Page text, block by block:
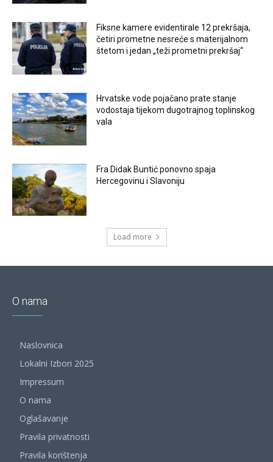
Fiksne kamere evidentirale 12 prekršaja,
četiri prometne nesreće s materijalnom
štetom i jedan „teži prometni prekršaj“
Hrvatske vode pojačano prate stanje
vodostaja tijekom dugotrajnog toplinskog
vala
Fra Didak Buntić ponovno spaja
Hercegovinu i Slavoniju
Load more
O nama
Naslovnica
Lokalni Izbori 2025
Impressum
O nama
Oglašavanje
Pravila privatnosti
Pravila korištenja